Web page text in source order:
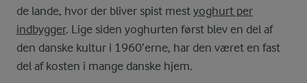
de lande, hvor der bliver spist mest yoghurt per
indbygger. Lige siden yoghurten først blev en del af
den danske kultur i 1960’erne, har den været en fast
del af kosten i mange danske hjem.